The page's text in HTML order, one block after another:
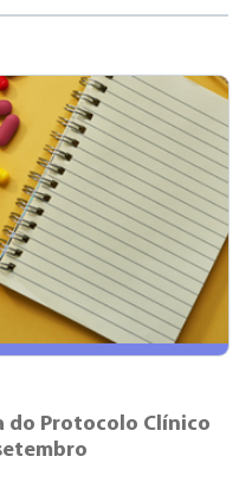
do Protocolo Clínico